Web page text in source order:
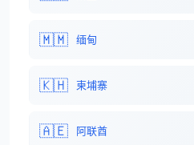
🇲🇲 缅甸
🇰🇭 柬埔寨
🇦🇪 阿联酋